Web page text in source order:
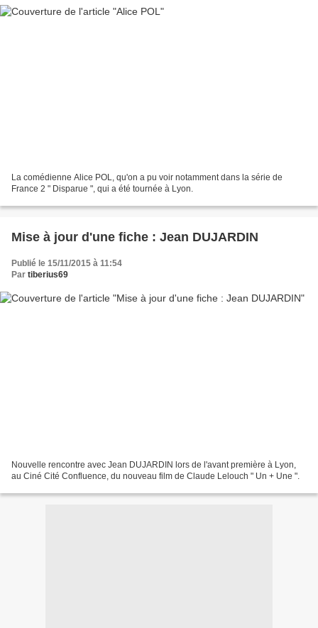
La comédienne Alice POL, qu'on a pu voir notamment dans la série de
France 2 " Disparue ", qui a été tournée à Lyon.
Mise à jour d'une fiche : Jean DUJARDIN
Publié le 15/11/2015 à 11:54
Par tiberius69
Nouvelle rencontre avec Jean DUJARDIN lors de l'avant première à Lyon,
au Ciné Cité Confluence, du nouveau film de Claude Lelouch " Un + Une ".